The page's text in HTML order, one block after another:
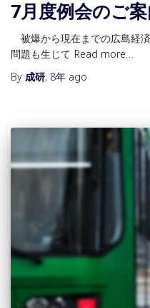
7月度例会のご
被爆から現在までの広島経
問題も生じて Read more…
By 成研, 8年 ago